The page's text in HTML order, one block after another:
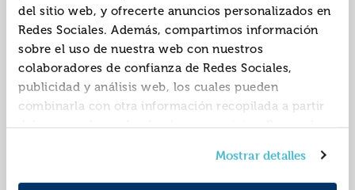
del sitio web, y ofrecerte anuncios personalizados en
Redes Sociales. Además, compartimos información
sobre el uso de nuestra web con nuestros
colaboradores de confianza de Redes Sociales,
publicidad y análisis web, los cuales pueden
combinarla con otra información recopilada a partir
del uso que hayas hecho de sus servicios. Recuerda
consentimiento en cualquier momento. Para más
información consulta laPolítica de Cookiesy la
Mostrar detalles
Bocados:
michiburguer
ISBN:9788419987495
Editorial: Catapulta
Autor:Moorhouse, Jess
Bocados: conecanela
ISBN:9788419987501
Editorial:Catapulta
Autor:Moorhouse, Jess
« 1 »